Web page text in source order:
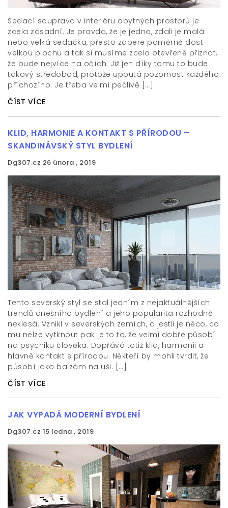
Sedací souprava v interiéru obytných prostorů je
zcela zásadní. Je pravda, že je jedno, zdali je malá
nebo velká sedačka, přesto zabere poměrně dost
velkou plochu a tak si musíme zcela otevřeně přiznat,
že bude nejvíce na očích. Již jen díky tomu to bude
takový středobod, protože upoutá pozornost každého
příchozího. Je třeba velmi pečlivě […]
ČÍST VÍCE
KLID, HARMONIE A KONTAKT S PŘÍRODOU –
SKANDINÁVSKÝ STYL BYDLENÍ
Dg307.cz 26 února , 2019
Tento severský styl se stal jedním z nejaktuálnějších
trendů dnešního bydlení a jeho popularita rozhodně
neklesá. Vznikl v severských zemích, a jestli je něco, co
mu nelze vytknout pak je to to, že velmi dobře působí
na psychiku člověka. Dopřává totiž klid, harmonii a
hlavně kontakt s přírodou. Někteří by mohli tvrdit, že
působí jako balzám na uši. […]
ČÍST VÍCE
JAK VYPADÁ MODERNÍ BYDLENÍ
Dg307.cz 15 ledna , 2019